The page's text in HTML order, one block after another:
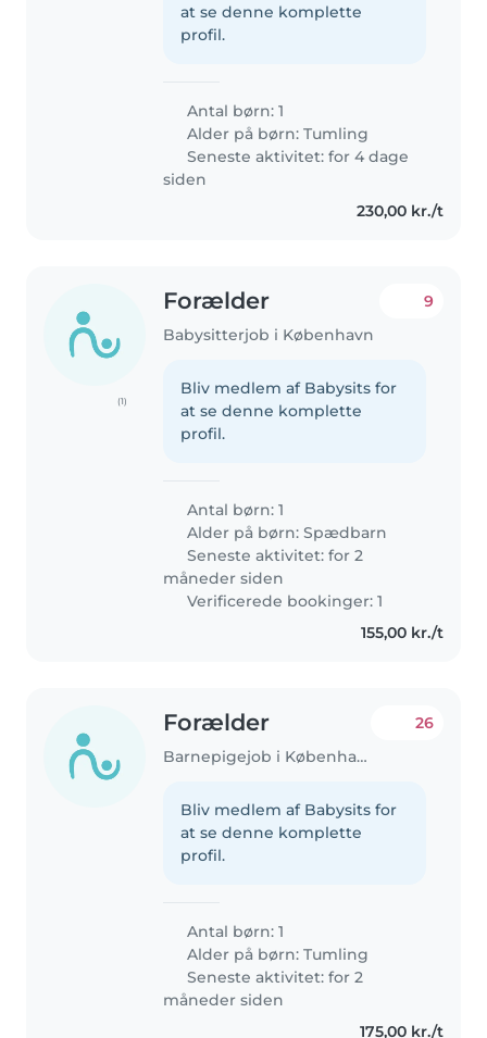
at se denne komplette
profil.
Antal børn: 1
Alder på børn:Tumling
Seneste aktivitet: for 4 dage
siden
230,00 kr./t
(1)
Forælder
Babysitterjob i København
9
Bliv medlem af Babysits for
at se denne komplette
profil.
Antal børn: 1
Alder på børn:Spædbarn
Seneste aktivitet: for 2
måneder siden
Verificerede bookinger: 1
155,00 kr./t
Forælder
Barnepigejob i København
26
Bliv medlem af Babysits for
at se denne komplette
profil.
Antal børn: 1
Alder på børn:Tumling
Seneste aktivitet: for 2
måneder siden
175,00 kr./t